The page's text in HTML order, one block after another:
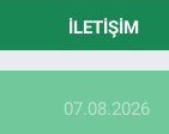
İLETIŞIM
07.08.2026